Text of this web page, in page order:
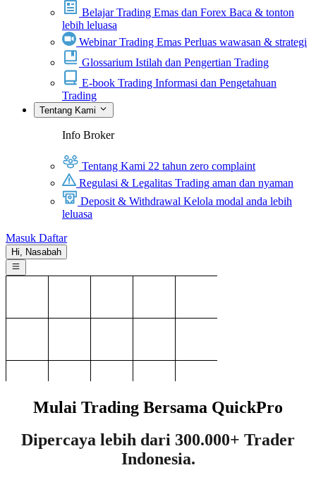
Belajar Trading Emas dan Forex Baca & tonton
lebih leluasa
Webinar Trading Emas Perluas wawasan & strategi
Glossarium Istilah dan Pengertian Trading
E-book Trading Informasi dan Pengetahuan
Trading
Tentang Kami
Info Broker
Tentang Kami 22 tahun zero complaint
Regulasi & Legalitas Trading aman dan nyaman
Deposit & Withdrawal Kelola modal anda lebih
leluasa
Masuk Daftar
Hi, Nasabah
Mulai Trading Bersama QuickPro
Dipercaya lebih dari 300.000+ Trader
Indonesia.